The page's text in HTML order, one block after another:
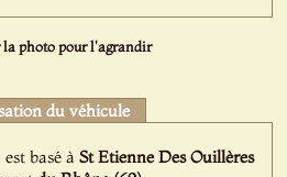
la photo pour l'agrandir
du véhicule
est basé àSt Etienne Des Ouillères